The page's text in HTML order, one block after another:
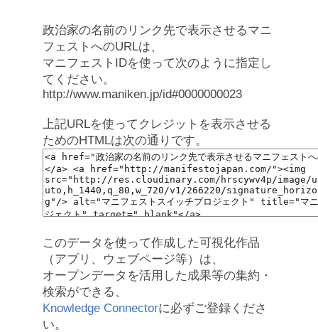
政治家の名前のリンク先で表示させるマニ
フェストへのURLは、
マニフェストIDを使って次のように指定し
てください。
http://www.maniken.jp/id#0000000023
上記URLを使ってクレジットを表示させる
ためのHTMLは次の通りです。
このデータを使って作成した可視化作品
（アプリ、ウェブページ等）は、
オープンデータを活用した成果等の集約・
検索ができる、
Knowledge Connectorに必ずご登録くださ
い。